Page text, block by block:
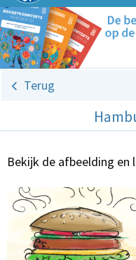
Terug
Bekijk de afbeelding en